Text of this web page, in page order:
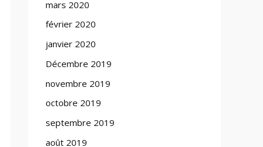
mars 2020
février 2020
janvier 2020
Décembre 2019
novembre 2019
octobre 2019
septembre 2019
août 2019